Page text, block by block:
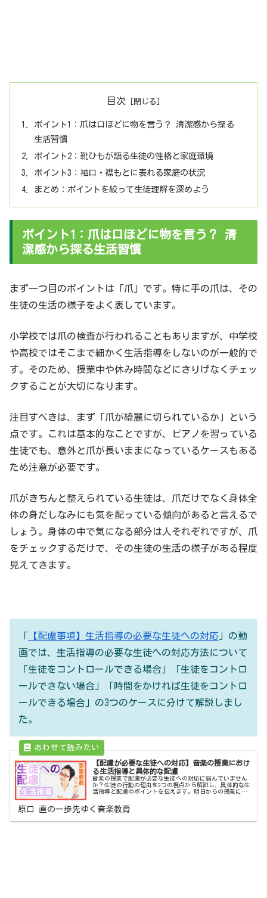
目次
ポイント1：爪は口ほどに物を言う？ 清潔感から探る
生活習慣
ポイント2：靴ひもが語る生徒の性格と家庭環境
ポイント3：袖口・襟もとに表れる家庭の状況
まとめ：ポイントを絞って生徒理解を深めよう
ポイント1：爪は口ほどに物を言う？ 清
潔感から探る生活習慣
まず一つ目のポイントは「爪」です。特に手の爪は、その
生徒の生活の様子をよく表しています。
小学校では爪の検査が行われることもありますが、中学校
や高校ではそこまで細かく生活指導をしないのが一般的で
す。そのため、授業中や休み時間などにさりげなくチェッ
クすることが大切になります。
注目すべきは、まず「爪が綺麗に切られているか」という
点です。これは基本的なことですが、ピアノを習っている
生徒でも、意外と爪が長いままになっているケースもある
ため注意が必要です。
爪がきちんと整えられている生徒は、爪だけでなく身体全
体の身だしなみにも気を配っている傾向があると言えるで
しょう。身体の中で気になる部分は人それぞれですが、爪
をチェックするだけで、その生徒の生活の様子がある程度
見えてきます。
「 【配慮事項】生活指導の必要な生徒への対応 」の動
画では、生活指導の必要な生徒への対応方法について
「生徒をコントロールできる場合」「生徒をコントロ
ールできない場合」「時間をかければ生徒をコントロ
ールできる場合」の3つのケースに分けて解説しまし
た。
【配慮が必要な生徒への対応】音楽の授業におけ
る生活指導と具体的な配慮
音楽の授業で配慮が必要な生徒への対応に悩んでいません
か？生徒の行動の理由を3つの視点から解説し、具体的な生
活指導と配慮のポイントを伝えます。明日からの授業に役
原口 直の一歩先ゆく音楽教育